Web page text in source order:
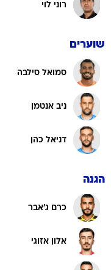
רוני לוי
שוערים
סמואל סילבה
ניב אנטמן
דניאל כהן
הגנה
כרם ג'אבר
אלון אזוגי